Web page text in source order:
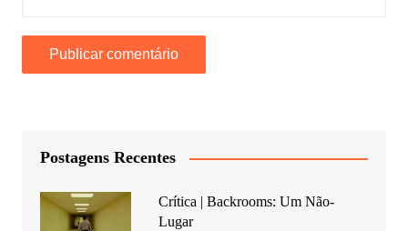
Postagens Recentes
Crítica | Backrooms: Um Não-
Lugar